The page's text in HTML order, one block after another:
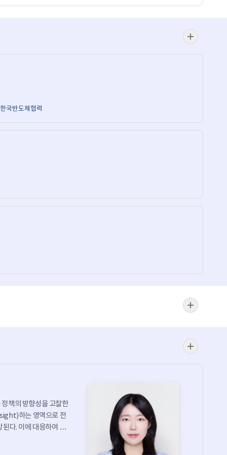
최신동향
더보기
국반도체협력
책의 방향성을 고찰한
하는 영역으로 전
다. 이에 대응하여 미
훈련(Training), 자격